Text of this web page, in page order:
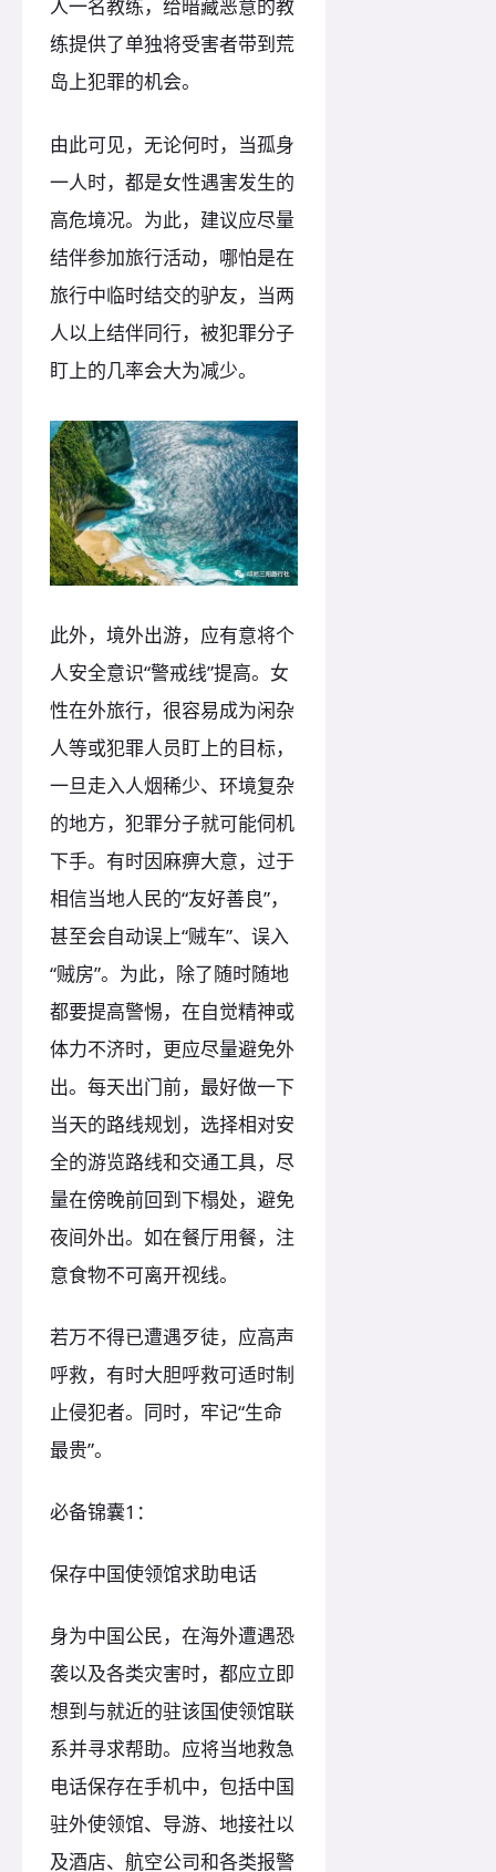
人一名教练，给暗藏恶意的教
练提供了单独将受害者带到荒
岛上犯罪的机会。
由此可见，无论何时，当孤身
一人时，都是女性遇害发生的
高危境况。为此，建议应尽量
结伴参加旅行活动，哪怕是在
旅行中临时结交的驴友，当两
人以上结伴同行，被犯罪分子
盯上的几率会大为减少。
此外，境外出游，应有意将个
人安全意识“警戒线”提高。女
性在外旅行，很容易成为闲杂
人等或犯罪人员盯上的目标，
一旦走入人烟稀少、环境复杂
的地方，犯罪分子就可能伺机
下手。有时因麻痹大意，过于
相信当地人民的“友好善良”，
甚至会自动误上“贼车”、误入
“贼房”。为此，除了随时随地
都要提高警惕，在自觉精神或
体力不济时，更应尽量避免外
出。每天出门前，最好做一下
当天的路线规划，选择相对安
全的游览路线和交通工具，尽
量在傍晚前回到下榻处，避免
夜间外出。如在餐厅用餐，注
意食物不可离开视线。
若万不得已遭遇歹徒，应高声
呼救，有时大胆呼救可适时制
止侵犯者。同时，牢记“生命
最贵”。
必备锦囊1：
保存中国使领馆求助电话
身为中国公民，在海外遭遇恐
袭以及各类灾害时，都应立即
想到与就近的驻该国使领馆联
系并寻求帮助。应将当地救急
电话保存在手机中，包括中国
驻外使领馆、导游、地接社以
及酒店、航空公司和各类报警